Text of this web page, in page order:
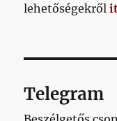
lehetőségekről
Telegram